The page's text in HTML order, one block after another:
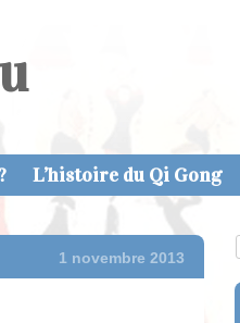
L’histoire du Qi Gong
1 novembre 2013